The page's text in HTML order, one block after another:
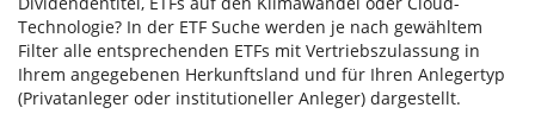
Technologie? In der ETF Suche werden je nach gewähltem
Filter alle entsprechenden ETFs mit Vertriebszulassung in
Ihrem angegebenen Herkunftsland und für Ihren Anlegertyp
(Privatanleger oder institutioneller Anleger) dargestellt.